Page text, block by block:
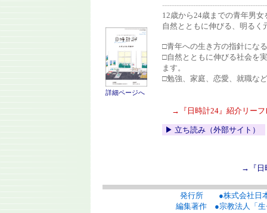
詳細ページへ
12歳から24歳までの青年男
自然とともに伸びる、明るく
□青年への生き方の指針にな
□自然とともに伸びる社会を
ます。
□勉強、家庭、恋愛、就職な
→『日時計24』紹介リーフ
▶︎ 立ち読み（外部サイト）
→ 『
発行所 ●株式会社日
編集著作 ●宗教法人「